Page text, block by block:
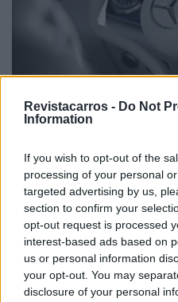
Revistacarros - Do Not
Information
If you wish to opt-out of the
processing of your personal
targeted advertising by us,
section to confirm your
opt-out request is processed
interest-based ads based on
us or personal information
your opt-out. You may
disclosure of your personal
A empresa afirma que o
liberta espaço no cockpit,
do veículo, ao mesmo
desobstruída do painel de
Sem ligação mecânica às
utilizado para jogos e é